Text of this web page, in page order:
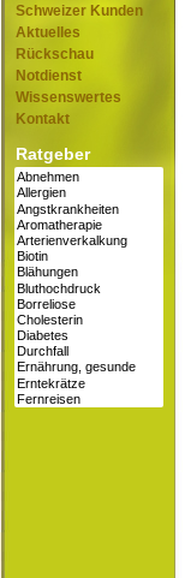
Schweizer Kunden
Aktuelles
Rückschau
Notdienst
Wissenswertes
Kontakt
Ratgeber